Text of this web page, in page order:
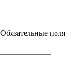
Обязательные поля